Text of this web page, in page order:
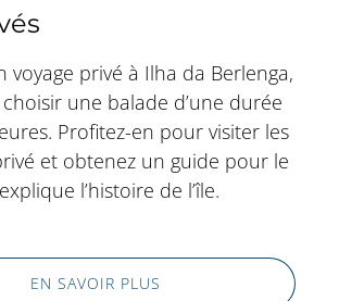
voyage privé à Ilha da Berlenga,
une balade d’une durée
Profitez-en pour visiter les
et obtenez un guide pour le
l’histoire de l’île.
EN SAVOIR PLUS